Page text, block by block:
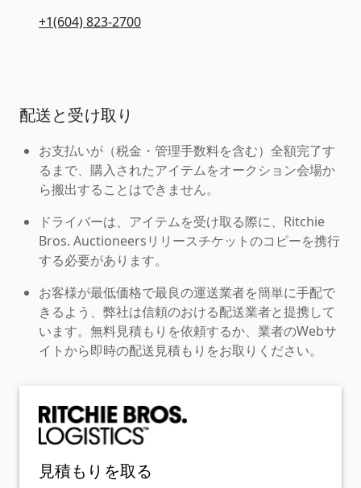
+1(604) 823-2700
配送と受け取り
お支払いが（税金・管理手数料を含む）全額完了す
るまで、購入されたアイテムをオークション会場か
ら搬出することはできません。
ドライバーは、アイテムを受け取る際に、Ritchie
Bros. Auctioneersリリースチケットのコピーを携行
する必要があります。
お客様が最低価格で最良の運送業者を簡単に手配で
きるよう、弊社は信頼のおける配送業者と提携して
います。無料見積もりを依頼するか、業者のWebサ
イトから即時の配送見積もりをお取りください。
見積もりを取る